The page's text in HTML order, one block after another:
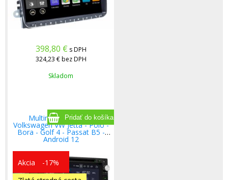
398,80 € s DPH
324,23 € bez DPH
Skladom
Multimediálne rádio
Volkswagen VW Jetta - Polo -
Bora - Golf 4 - Passat B5 -
Android 12
Akcia
-17%